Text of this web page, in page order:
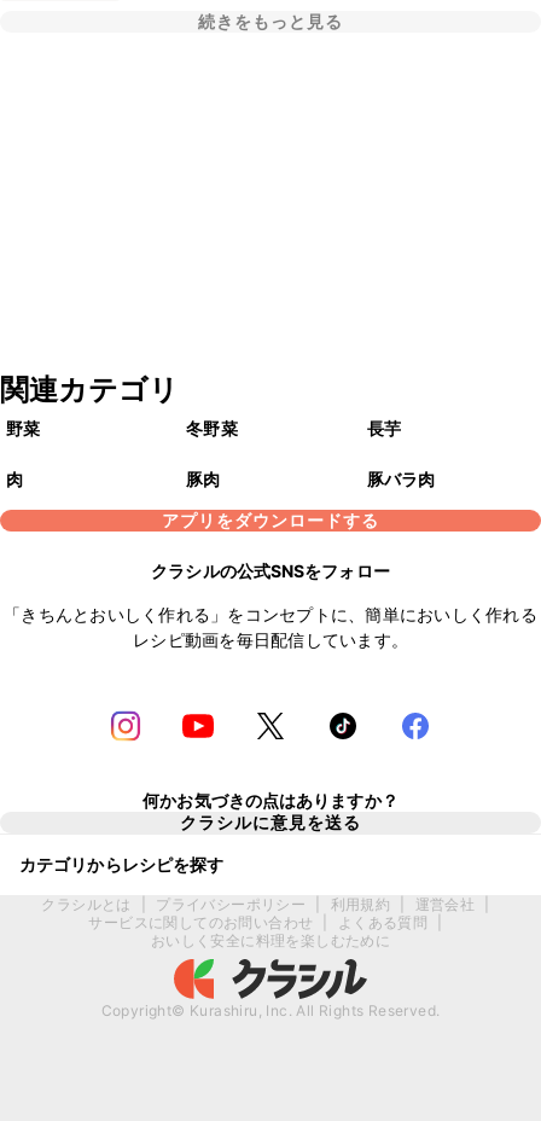
続きをもっと見る
関連カテゴリ
野菜 冬野菜 長芋
肉 豚肉
豚バラ肉
アプリをダウンロードする
クラシルの公式SNSをフォロー
「きちんとおいしく作れる」をコンセプトに、簡単においしく作れる
レシピ動画を毎日配信しています。
何かお気づきの点はありますか？
クラシルに意見を送る
カテゴリからレシピを探す
クラシルとは プライバシーポリシー 利用規約 運営会社
サービスに関してのお問い合わせ
よくある質問
おいしく安全に料理を楽しむために
Copyright© Kurashiru, Inc. All Rights Reserved.